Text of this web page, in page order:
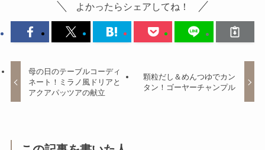
よかったらシェアしてね！
母の日のテーブルコーディ
ネート！ミラノ風ドリアと
アクアパッツアの献立
顆粒だし＆めんつゆでカン
タン！ゴーヤーチャンプル